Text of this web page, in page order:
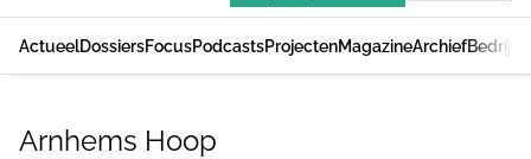
ActueelDossiersFocusPodcastsProjectenMagazineArchief
Arnhems Hoop